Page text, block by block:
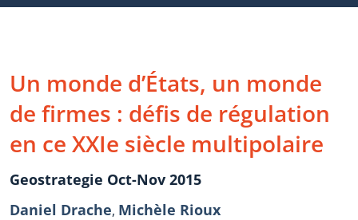
Un monde d’États, un monde
de firmes : défis de régulation
en ce XXIe siècle multipolaire
Geostrategie Oct-Nov 2015
Daniel Drache, Michèle Rioux